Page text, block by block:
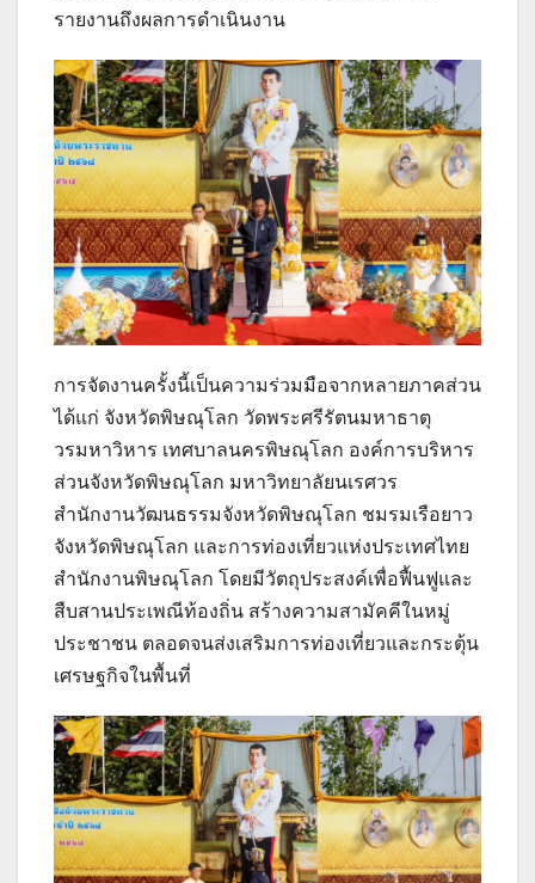
รายงานถึงผลการดำเนินงาน
การจัดงานครั้งนี้เป็นความร่วมมือจากหลายภาคส่วน
ได้แก่ จังหวัดพิษณุโลก วัดพระศรีรัตนมหาธาตุ
วรมหาวิหาร เทศบาลนครพิษณุโลก องค์การบริหาร
ส่วนจังหวัดพิษณุโลก มหาวิทยาลัยนเรศวร
สำนักงานวัฒนธรรมจังหวัดพิษณุโลก ชมรมเรือยาว
จังหวัดพิษณุโลก และการท่องเที่ยวแห่งประเทศไทย
สำนักงานพิษณุโลก โดยมีวัตถุประสงค์เพื่อฟื้นฟูและ
สืบสานประเพณีท้องถิ่น สร้างความสามัคคีในหมู่
ประชาชน ตลอดจนส่งเสริมการท่องเที่ยวและกระตุ้น
เศรษฐกิจในพื้นที่